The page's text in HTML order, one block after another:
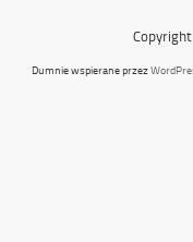
Dumnie wspierane przez